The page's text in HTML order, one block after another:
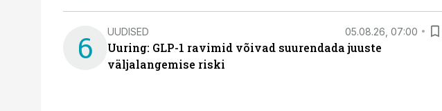
6 UUDISED 05.08.26, 07:00
Uuring: GLP-1 ravimid võivad suurendada juuste
väljalangemise riski